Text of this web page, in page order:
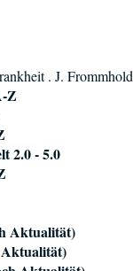
. J. Frommhold
Z
2.0 - 5.0
Aktualität)